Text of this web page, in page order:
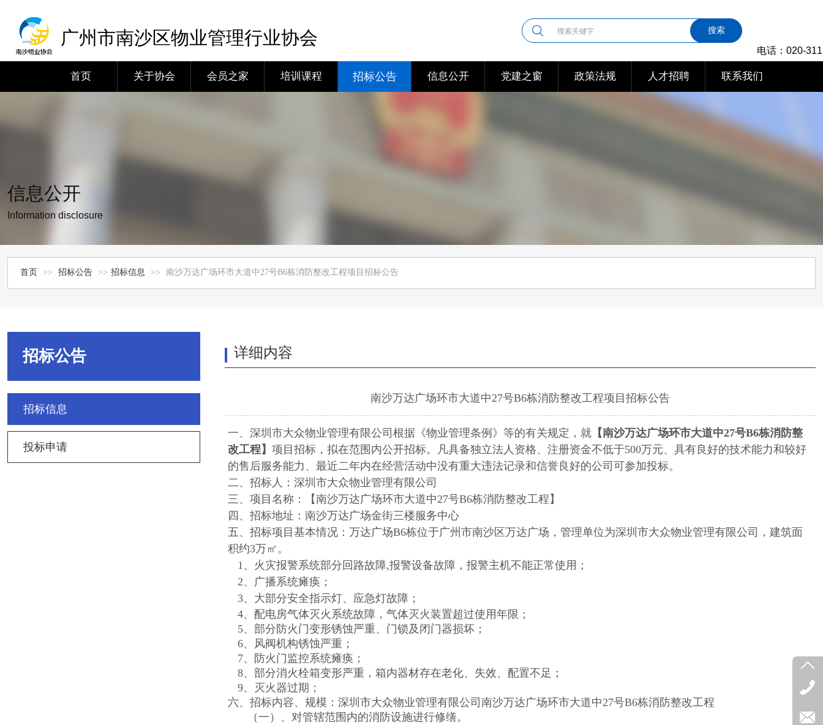
广州市南沙区物业管理行业协会
电话：020-
搜索
首页 关于协会 会员之家 培训课程 招标公告 信息公开 党建之窗 政策法规 人才招聘 联系我们
信息公开
Information disclosure
首页 >> 招标公告 >> 招标信息 >> 南沙万达广场环市大道中27号B6栋消防整改工程项目招标公告
招标公告
招标信息
投标申请
详细内容
南沙万达广场环市大道中27号B6栋消防整改工程项目招标公告
一、深圳市大众物业管理有限公司根据《物业管理条例》等的有关规定，就 【南沙万达广场环市大道中27号B6栋消防整
改工程】 项目招标，拟在范围内公开招标。凡具备独立法人资格、 注册资金不低于500万元、具有良好的技术能力和较好
的售后服务能力、最近二年内在经营活动中没有重大违法记录和信誉良好的公司可参加投标。
二、招标人：深圳市大众物业管理有限公司
三、项目名称：【南沙万达广场环市大道中27号B6栋消防整改工程】
四、招标地址：南沙万达广场金街三楼服务中心
五、招标项目基本情况：万达广场B6栋位于广州市南沙区万达广场，管理单位为深圳市大众物业管理有限公司，建筑面
积约3万㎡。
1、火灾报警系统部分回路故障,报警设备故障，报警主机不能正常使用；
2、广播系统瘫痪；
3、大部分安全指示灯、应急灯故障；
4、配电房气体灭火系统故障，气体灭火装置超过使用年限；
5、部分防火门变形锈蚀严重、门锁及闭门器损坏；
6、风阀机构锈蚀严重；
7、防火门监控系统瘫痪；
8、部分消火栓箱变形严重，箱内器材存在老化、失效、配置不足；
9、灭火器过期；
六、招标内容、规模：深圳市大众物业管理有限公司南沙万达广场环市大道中27号B6栋消防整改工程
（一）、对管辖范围内的消防设施进行修缮。